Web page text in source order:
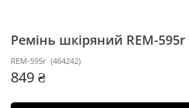
Ремінь шкіряний REM-595r
REM-595r (464242)
849 ₴